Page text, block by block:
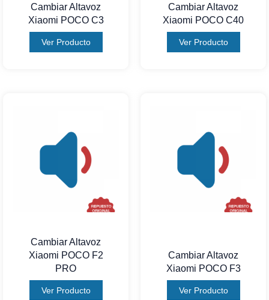
Cambiar Altavoz
Xiaomi POCO C3
Ver Producto
Cambiar Altavoz
Xiaomi POCO C40
Ver Producto
Cambiar Altavoz
Xiaomi POCO F2
PRO
Ver Producto
Cambiar Altavoz
Xiaomi POCO F3
Ver Producto